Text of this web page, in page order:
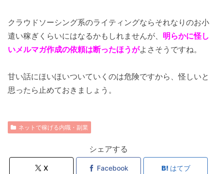
クラウドソーシング系のライティングならそれなりのお小
遣い稼ぎくらいにはなるかもしれませんが、 明らかに怪し
いメルマガ作成の依頼は断ったほうがよさそうですね。
甘い話にほいほいついていくのは危険ですから、怪しいと
思ったら止めておきましょう。
ネットで稼げる内職・副業
シェアする
X Facebook はてブ